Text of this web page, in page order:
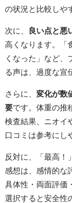
の状況と比較しや
次に、 良い点と悪
高くなります。「
くなった」など、
る声は、過度な宣
さらに、 変化が数
要です。体重の推
検査結果、ニオイ
口コミは参考にし
反対に、「最高！
感想は、感情的な
具体性・両面評価
選択すると安全性